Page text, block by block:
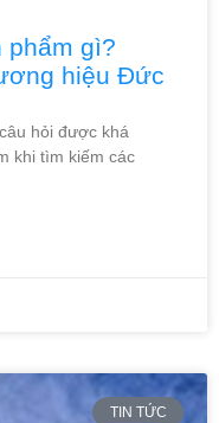
phẩm gì?
hiệu Đức
hỏi được khá
khi tìm kiếm các
TIN TỨC